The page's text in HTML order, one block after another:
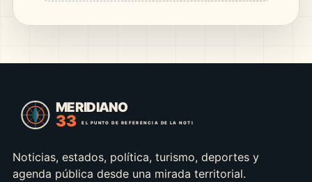
Noticias, estados, política, turismo, deportes y
agenda pública desde una mirada territorial.